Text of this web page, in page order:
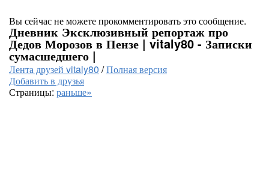
Вы сейчас не можете прокомментировать это сообщение.
Дневник Эксклюзивный репортаж про
Дедов Морозов в Пензе | vitaly80 - Записки
сумасшедшего |
Лента друзей vitaly80 /Полная версия
Добавить в друзья
Страницы: раньше»